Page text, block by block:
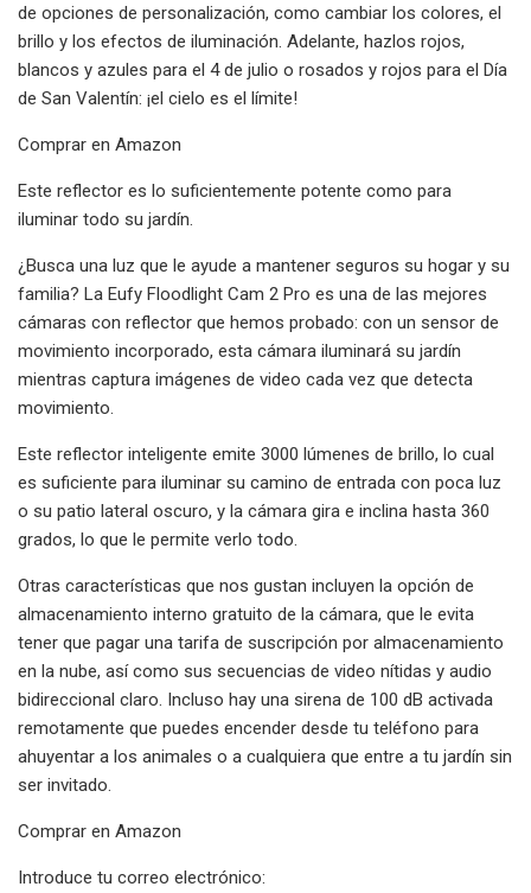
de opciones de personalización, como cambiar los colores, el
brillo y los efectos de iluminación. Adelante, hazlos rojos,
blancos y azules para el 4 de julio o rosados ​​y rojos para el Día
de San Valentín: ¡el cielo es el límite!
Comprar en Amazon
Este reflector es lo suficientemente potente como para
iluminar todo su jardín.
¿Busca una luz que le ayude a mantener seguros su hogar y su
familia? La Eufy Floodlight Cam 2 Pro es una de las mejores
cámaras con reflector que hemos probado: con un sensor de
movimiento incorporado, esta cámara iluminará su jardín
mientras captura imágenes de video cada vez que detecta
movimiento.
Este reflector inteligente emite 3000 lúmenes de brillo, lo cual
es suficiente para iluminar su camino de entrada con poca luz
o su patio lateral oscuro, y la cámara gira e inclina hasta 360
grados, lo que le permite verlo todo.
Otras características que nos gustan incluyen la opción de
almacenamiento interno gratuito de la cámara, que le evita
tener que pagar una tarifa de suscripción por almacenamiento
en la nube, así como sus secuencias de video nítidas y audio
bidireccional claro. Incluso hay una sirena de 100 dB activada
remotamente que puedes encender desde tu teléfono para
ahuyentar a los animales o a cualquiera que entre a tu jardín sin
ser invitado.
Comprar en Amazon
Introduce tu correo electrónico: